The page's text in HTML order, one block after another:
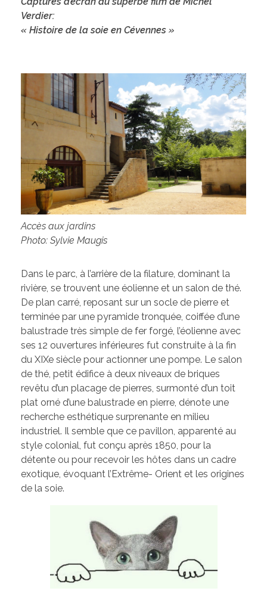
Verdier:
« Histoire de la soie en Cévennes »
Accès aux jardins
Photo: Sylvie Maugis
Dans le parc, à l’arrière de la filature, dominant la
rivière, se trouvent une éolienne et un salon de thé.
De plan carré, reposant sur un socle de pierre et
terminée par une pyramide tronquée, coiffée d’une
balustrade très simple de fer forgé, l’éolienne avec
ses 12 ouvertures inférieures fut construite à la fin
du XIXe siècle pour actionner une pompe. Le salon
de thé, petit édifice à deux niveaux de briques
revêtu d’un placage de pierres, surmonté d’un toit
plat orné d’une balustrade en pierre, dénote une
recherche esthétique surprenante en milieu
industriel. Il semble que ce pavillon, apparenté au
style colonial, fut conçu après 1850, pour la
détente ou pour recevoir les hôtes dans un cadre
exotique, évoquant l’Extrême- Orient et les origines
de la soie.